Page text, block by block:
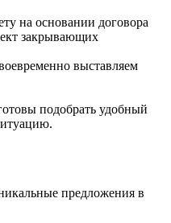
на основании договора
закрывающих
выставляем
подобрать удобный
предложения в